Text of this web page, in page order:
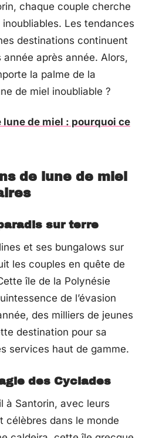
chaque couple cherche
Les tendances
destinations continuent
après année. Alors,
la palme de la
de miel inoubliable ?
lune de miel : pourquoi ce
de lune de miel
sur terre
et ses bungalows sur
les couples en quête de
île de la Polynésie
de l’évasion
des milliers de jeunes
destination pour sa
services haut de gamme.
des Cyclades
à Santorin, avec leurs
célèbres dans le monde